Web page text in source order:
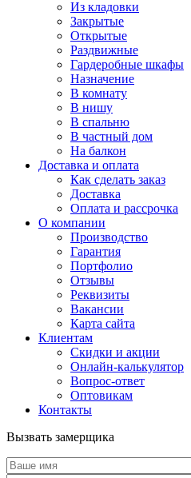
Из кладовки
Закрытые
Открытые
Раздвижные
Гардеробные шкафы
Назначение
В комнату
В нишу
В спальню
В частный дом
На балкон
Доставка и оплата
Как сделать заказ
Доставка
Оплата и рассрочка
О компании
Производство
Гарантия
Портфолио
Отзывы
Реквизиты
Вакансии
Карта сайта
Клиентам
Скидки и акции
Онлайн-калькулятор
Вопрос-ответ
Оптовикам
Контакты
Вызвать замерщика